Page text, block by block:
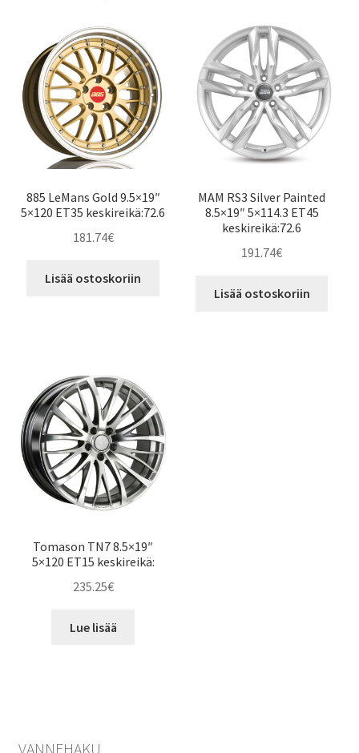
885 LeMans Gold 9.5×19″
5×120 ET35 keskireikä:72.6
181.74€
Lisää ostoskoriin
MAM RS3 Silver Painted
8.5×19″ 5×114.3 ET45
keskireikä:72.6
191.74€
Lisää ostoskoriin
Tomason TN7 8.5×19″
5×120 ET15 keskireikä:
235.25€
Lue lisää
VANNEHAKU